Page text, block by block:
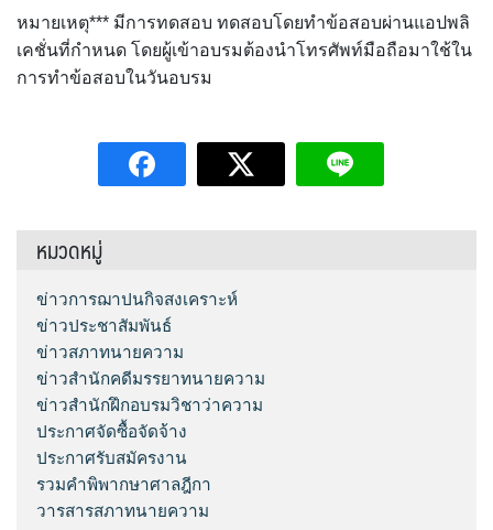
หมายเหตุ*** มีการทดสอบ ทดสอบโดยทำข้อสอบผ่านแอปพลิ
เคชั่นที่กำหนด โดยผู้เข้าอบรมต้องนำโทรศัพท์มือถือมาใช้ใน
การทำข้อสอบในวันอบรม
หมวดหมู่
ข่าวการฌาปนกิจสงเคราะห์
ข่าวประชาสัมพันธ์
ข่าวสภาทนายความ
ข่าวสำนักคดีมรรยาทนายความ
ข่าวสำนักฝึกอบรมวิชาว่าความ
ประกาศจัดซื้อจัดจ้าง
ประกาศรับสมัครงาน
รวมคำพิพากษาศาลฎีกา
วารสารสภาทนายความ